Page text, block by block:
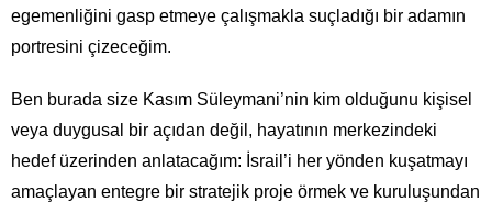
egemenliğini gasp etmeye çalışmakla suçladığı bir adamın
portresini çizeceğim.
Ben burada size Kasım Süleymani’nin kim olduğunu kişisel
veya duygusal bir açıdan değil, hayatının merkezindeki
hedef üzerinden anlatacağım: İsrail’i her yönden kuşatmayı
amaçlayan entegre bir stratejik proje örmek ve kuruluşundan